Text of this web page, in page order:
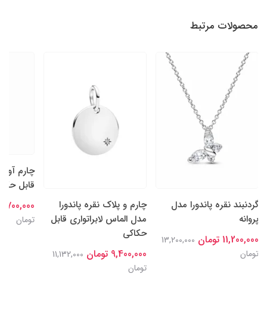
محصولات مرتبط
گردنبند نقره پاندورا مدل
پروانه
11,200,000 تومان
13,200,000
تومان
چارم و پلاک نقره پاندورا
مدل الماس لابراتواری قابل
حکاکی
9,400,000 تومان
11,132,000
تومان
چارم
قابل
9,700,000
تومان